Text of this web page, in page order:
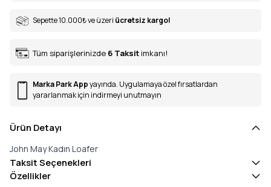
Sepette 10.000₺ve üzeri ücretsiz kargo!
Tüm siparişlerinizde 6 Taksit imkanı!
Marka Park Appyayında. Uygulamaya özel fırsatlardan
yararlanmak için indirmeyi unutmayın
Ürün Detayı
John May Kadın Loafer
Taksit Seçenekleri
Özellikler